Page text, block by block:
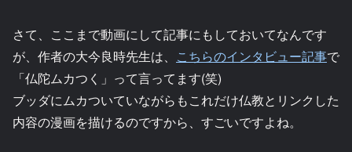
さて、ここまで動画にして記事にもしておいてなんです
が、作者の大今良時先生は、 こちらのインタビュー記事で
「仏陀ムカつく」って言ってます(笑)
ブッダにムカついていながらもこれだけ仏教とリンクした
内容の漫画を描けるのですから、すごいですよね。